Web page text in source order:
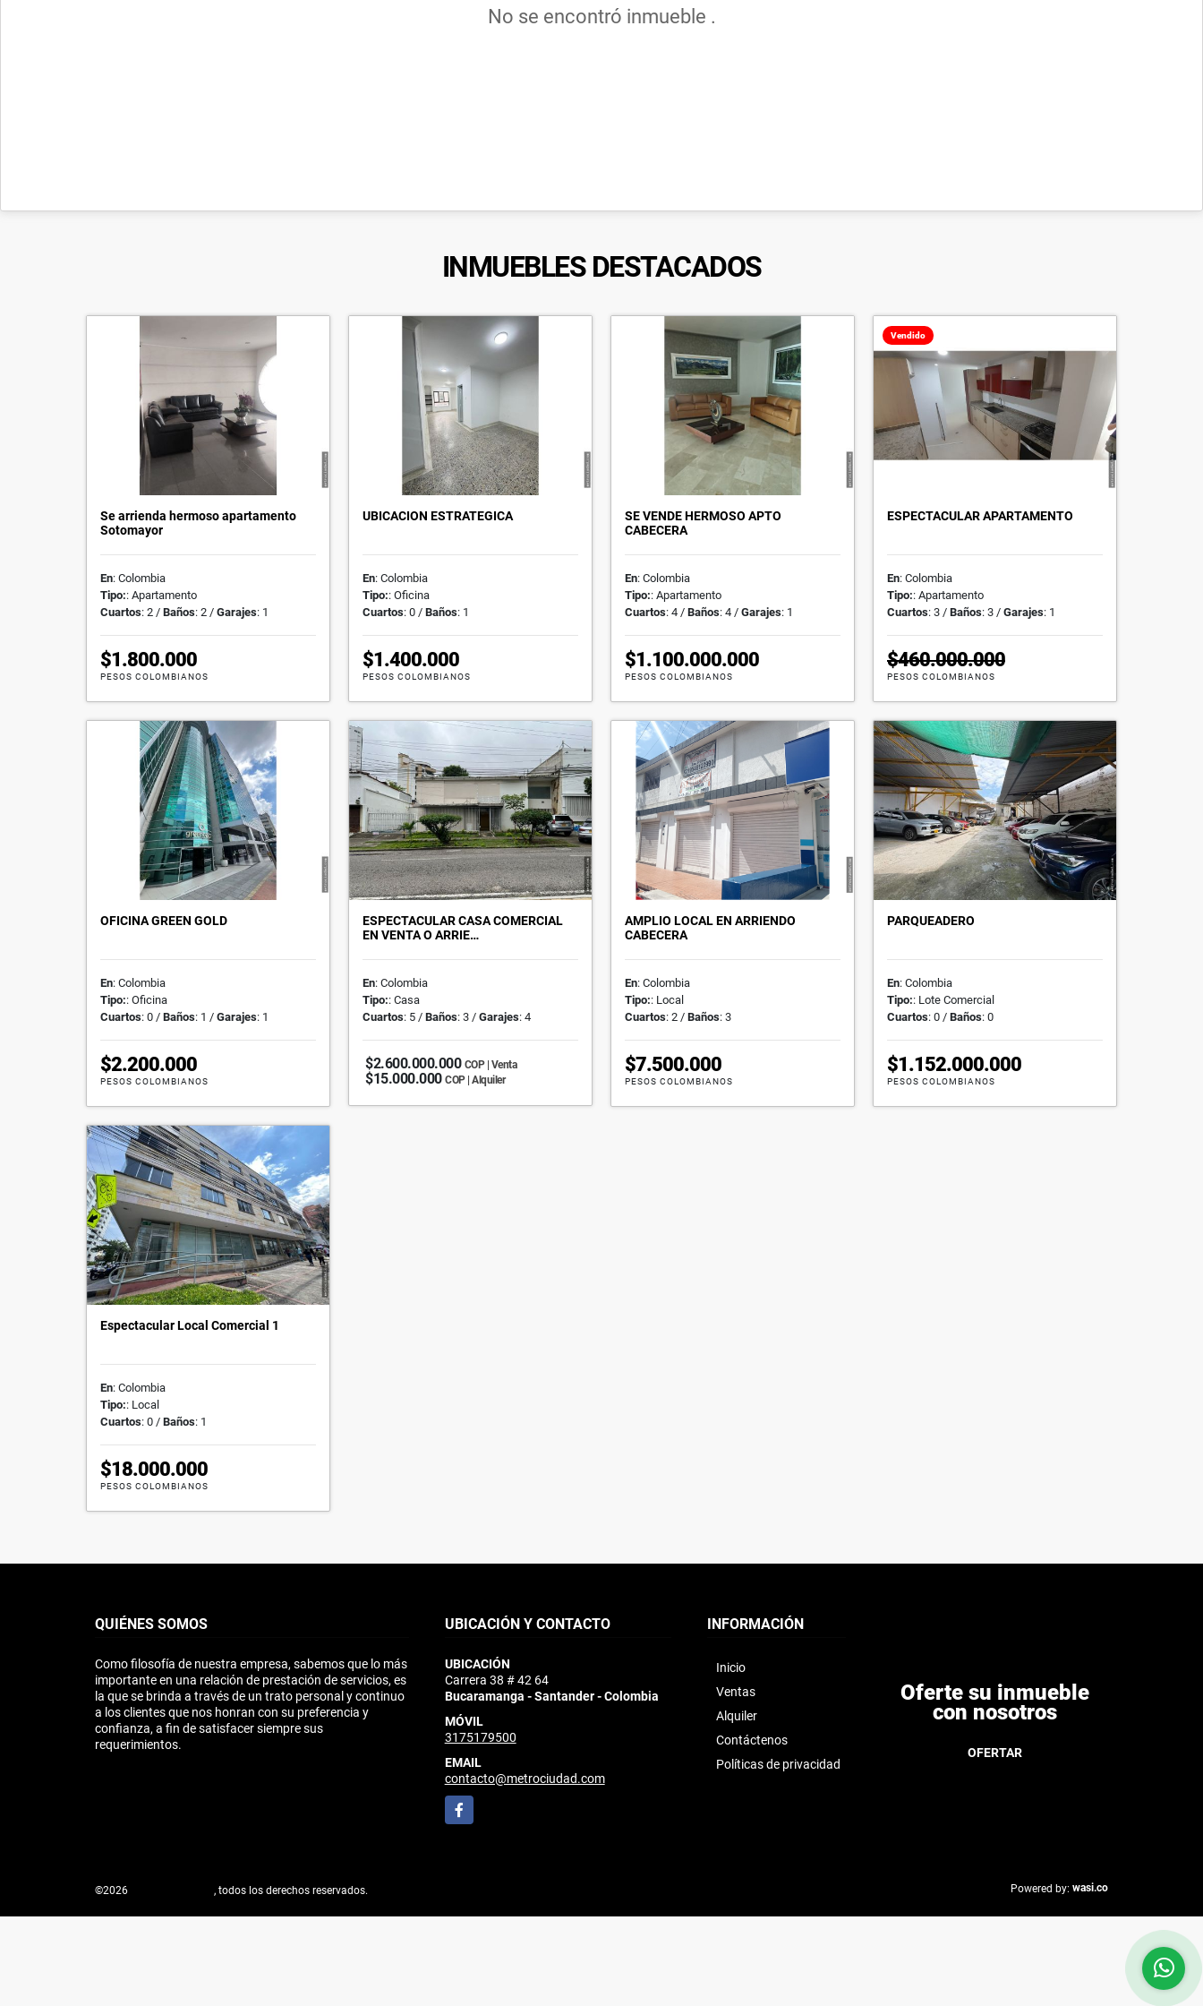
No se encontró inmueble .
INMUEBLES DESTACADOS
Se arrienda hermoso apartamento
Sotomayor
En: Colombia
Tipo:: Apartamento
Cuartos: 2 / Baños: 2 / Garajes: 1
$1.800.000
PESOS COLOMBIANOS
UBICACION ESTRATEGICA
En: Colombia
Tipo:: Oficina
Cuartos: 0 / Baños: 1
$1.400.000
PESOS COLOMBIANOS
SE VENDE HERMOSO APTO
CABECERA
En: Colombia
Tipo:: Apartamento
Cuartos: 4 / Baños: 4 / Garajes: 1
$1.100.000.000
PESOS COLOMBIANOS
Vendido
ESPECTACULAR APARTAMENTO
En: Colombia
Tipo:: Apartamento
Cuartos: 3 / Baños: 3 / Garajes: 1
$460.000.000
PESOS COLOMBIANOS
OFICINA GREEN GOLD
En: Colombia
Tipo:: Oficina
Cuartos: 0 / Baños: 1 / Garajes: 1
$2.200.000
PESOS COLOMBIANOS
ESPECTACULAR CASA COMERCIAL
EN VENTA O ARRIE…
En: Colombia
Tipo:: Casa
Cuartos: 5 / Baños: 3 / Garajes: 4
$2.600.000.000 COP | Venta
$15.000.000 COP | Alquiler
AMPLIO LOCAL EN ARRIENDO
CABECERA
En: Colombia
Tipo:: Local
Cuartos: 2 / Baños: 3
$7.500.000
PESOS COLOMBIANOS
PARQUEADERO
En: Colombia
Tipo:: Lote Comercial
Cuartos: 0 / Baños: 0
$1.152.000.000
PESOS COLOMBIANOS
Espectacular Local Comercial 1
En: Colombia
Tipo:: Local
Cuartos: 0 / Baños: 1
$18.000.000
PESOS COLOMBIANOS
QUIÉNES SOMOS
Como filosofía de nuestra empresa, sabemos que lo más
importante en una relación de prestación de servicios, es
la que se brinda a través de un trato personal y continuo
a los clientes que nos honran con su preferencia y
confianza, a fin de satisfacer siempre sus
requerimientos.
UBICACIÓN Y CONTACTO
UBICACIÓN
Carrera 38 # 42 64
Bucaramanga - Santander - Colombia
MÓVIL
3175179500
EMAIL
contacto@metrociudad.com
Facebook
INFORMACIÓN
Inicio
Ventas
Alquiler
Contáctenos
Políticas de privacidad
Oferte su inmueble
con nosotros
OFERTAR
©2026 , todos los derechos reservados. Powered by: wasi.co